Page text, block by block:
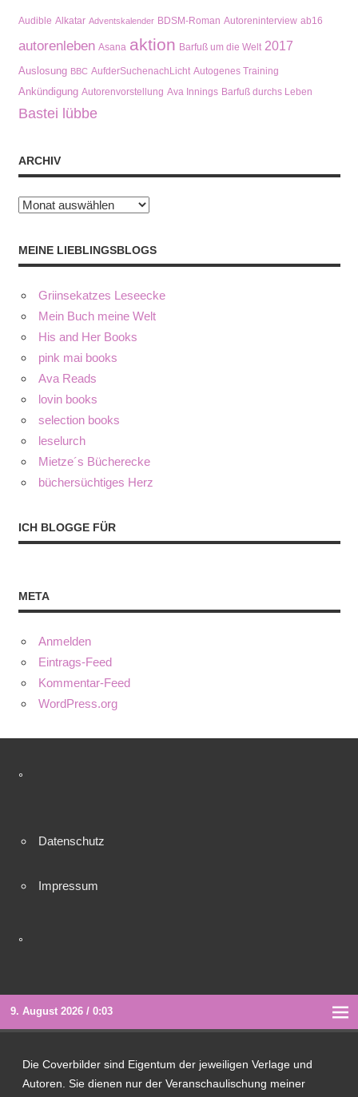
Audible Alkatar Adventskalender BDSM-Roman Autoreninterview ab16
autorenleben Asana aktion Barfuß um die Welt 2017
Auslosung BBC AufderSuchenachLicht Autogenes Training
Ankündigung Autorenvorstellung Ava Innings Barfuß durchs Leben
Bastei lübbe
ARCHIV
Archiv
MEINE LIEBLINGSBLOGS
Griinsekatzes Leseecke
Mein Buch meine Welt
His and Her Books
pink mai books
Ava Reads
lovin books
selection books
leselurch
Mietze´s Bücherecke
büchersüchtiges Herz
ICH BLOGGE FÜR
META
Anmelden
Eintrags-Feed
Kommentar-Feed
WordPress.org
°
Datenschutz
Impressum
°
9. August 2026 / 0:03
Die Coverbilder sind Eigentum der jeweiligen Verlage und
Autoren. Sie dienen nur der Veranschaulischung meiner